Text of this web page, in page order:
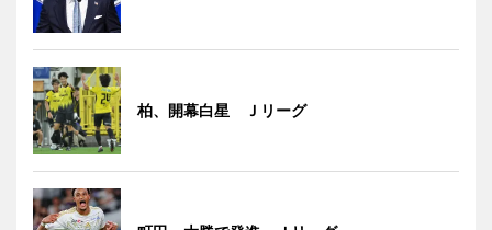
柏、開幕白星 Ｊリーグ